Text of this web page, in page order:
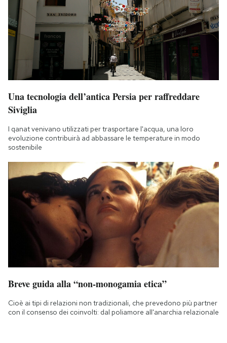
Una tecnologia dell’antica Persia per raffreddare
Siviglia
I qanat venivano utilizzati per trasportare l'acqua, una loro
evoluzione contribuirà ad abbassare le temperature in modo
sostenibile
Breve guida alla “non-monogamia etica”
Cioè ai tipi di relazioni non tradizionali, che prevedono più partner
con il consenso dei coinvolti: dal poliamore all'anarchia relazionale